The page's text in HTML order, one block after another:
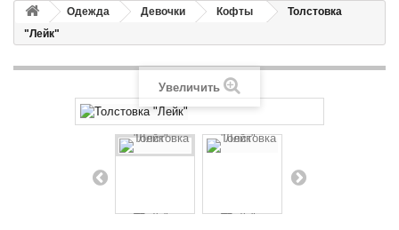
Одежда Девочки Кофты
Толстовка
"Лейк"
Увеличить